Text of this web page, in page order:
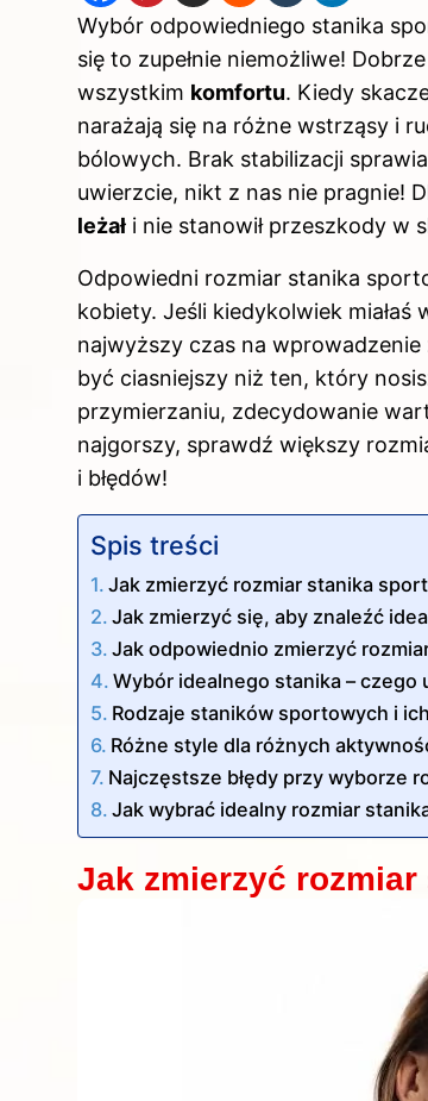
Wybór odpowiedniego stanika
się to zupełnie niemożliwe!
wszystkim komfortu. Kiedy
narażają się na różne wstrząsy i
bólowych. Brak stabilizacji
uwierzcie, nikt z nas nie pragnie!
leżał i nie stanowił przeszkody w
Odpowiedni rozmiar stanika
kobiety. Jeśli kiedykolwiek
najwyższy czas na
być ciasniejszy niż ten, który
przymierzaniu, zdecydowanie
najgorszy, sprawdź większy
i błędów!
Spis treści
Jak zmierzyć rozmiar stanika
Jak zmierzyć się, aby znaleźć
Jak odpowiednio zmierzyć
Wybór idealnego stanika – czego
Rodzaje staników sportowych i
Różne style dla różnych
Najczęstsze błędy przy wyborze
Jak wybrać idealny rozmiar
Jak zmierzyć